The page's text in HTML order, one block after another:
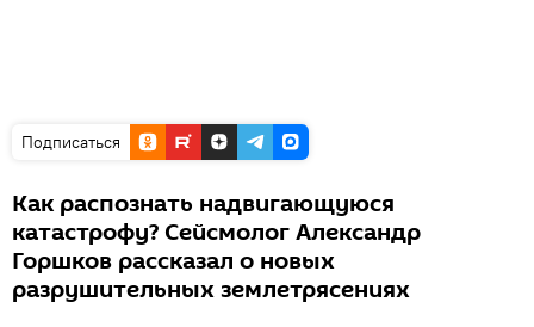
Подписаться
Как распознать надвигающуюся
катастрофу? Сейсмолог Александр
Горшков рассказал о новых
разрушительных землетрясениях